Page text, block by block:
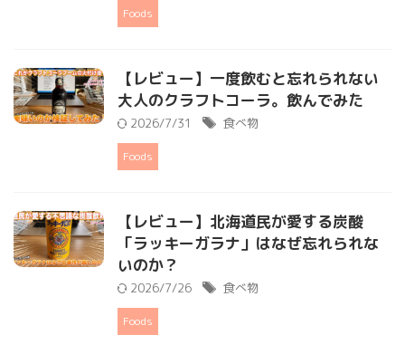
Foods
【レビュー】一度飲むと忘れられない
大人のクラフトコーラ。飲んでみた
2026/7/31 食べ物
Foods
【レビュー】北海道民が愛する炭酸
「ラッキーガラナ」はなぜ忘れられな
いのか？
2026/7/26 食べ物
Foods